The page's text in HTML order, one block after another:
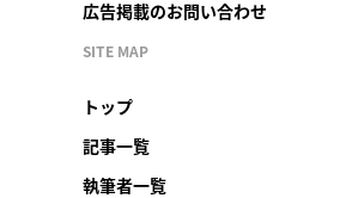
広告掲載のお問い合わせ
SITE MAP
トップ
記事一覧
執筆者一覧